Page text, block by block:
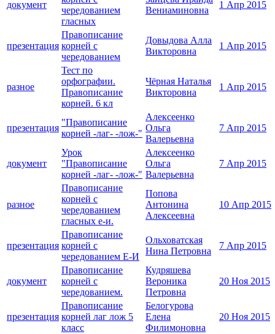
документ
чередованием
гласных
Вениаминовна
1 Апр 2015
презентация
Правописание
корней с
чередованием
Довыдова Алла
Викторовна
1 Апр 2015
разное
Тест по
орфографии.
Правописание
корней. 6 кл
Чёрная Наталья
Викторовна
1 Апр 2015
презентация
"Правописание
корней -лаг- -лож-"
Алексеенко
Ольга
Валерьевна
7 Апр 2015
документ
Урок
"Правописание
корней -лаг- -лож-"
Алексеенко
Ольга
Валерьевна
7 Апр 2015
разное
Правописание
корней с
чередованием
гласных е-и.
Попова
Антонина
Алексеевна
10 Апр 2015
презентация
Правописание
корней с
чередованием Е-И
Ольховатская
Нина Петровна
7 Апр 2015
документ
Правописание
корней с
чередованием.
Кудряшева
Вероника
Петровна
20 Ноя 2015
презентация
Правописание
корней лаг лож 5
класс
Белогурова
Елена
Филимоновна
20 Ноя 2015